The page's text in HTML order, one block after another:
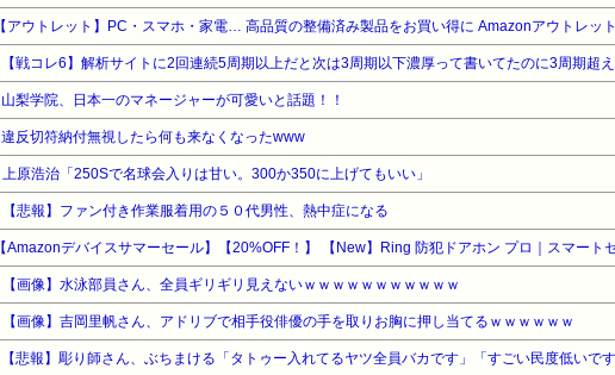
【アウトレット】PC・スマホ・家電… 高品質の整備済み製品をお買い得に Amazonアウトレット
山梨学院、日本一のマネージャーが可愛いと話題！！
違反切符納付無視したら何も来なくなったwww
上原浩治「250Sで名球会入りは甘い。300か350に上げてもいい」
【悲報】ファン付き作業服着用の５０代男性、熱中症になる
【画像】水泳部員さん、全員ギリギリ見えないｗｗｗｗｗｗｗｗｗｗｗ
【画像】吉岡里帆さん、アドリブで相手役俳優の手を取りお胸に押し当てるｗｗｗｗｗｗ